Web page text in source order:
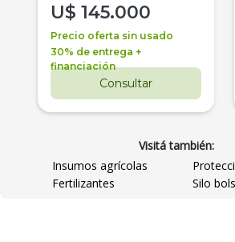
U$ 145.000
Precio oferta sin usado
30% de entrega +
financiación
Consultar
Visitá también:
Insumos agrícolas
Fertilizantes
Silo